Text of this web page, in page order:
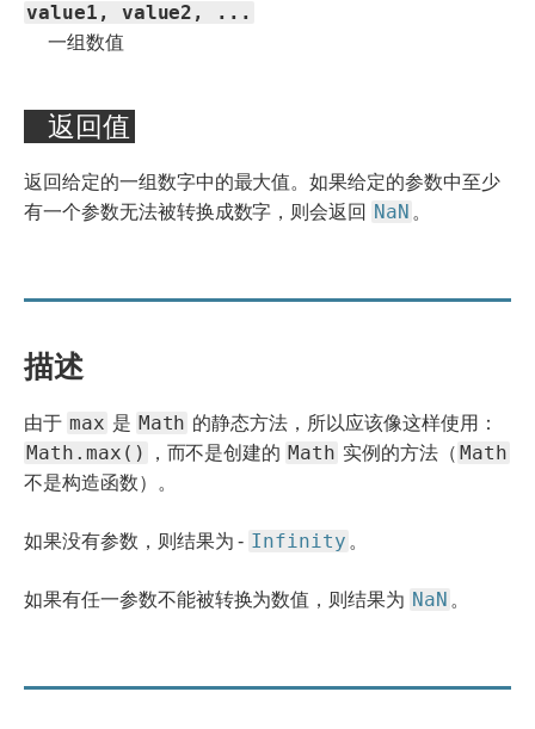
value1, value2, ...
一组数值
返回值
返回给定的一组数字中的最大值。如果给定的参数中至少
有一个参数无法被转换成数字，则会返回 NaN 。
描述
由于 max 是 Math 的静态方法，所以应该像这样使用：
Math.max() ，而不是创建的 Math 实例的方法（ Math
不是构造函数）。
如果没有参数，则结果为 - Infinity 。
如果有任一参数不能被转换为数值，则结果为 NaN 。